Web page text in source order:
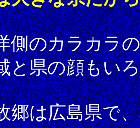
側のカラカラ
と県の顔もい
郷は広島県で